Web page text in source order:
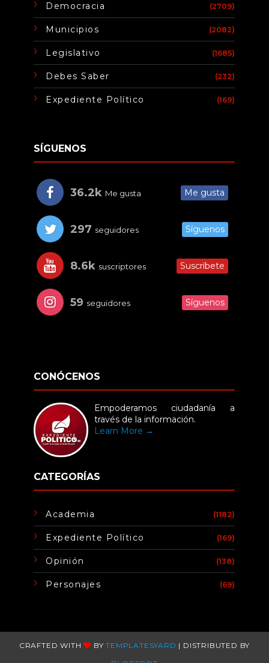
Democracia (2709)
Municipios (2082)
Legislativo (1685)
Debes Saber (232)
Expediente Político (169)
SÍGUENOS
36.2k Me gusta Me gusta
297 seguidores Síguenos
8.6k suscriptores Suscríbete
59 seguidores Síguenos
CONÓCENOS
Empoderamos ciudadanía a
través de la información.
Learn More →
CATEGORÍAS
Academia (1182)
Expediente Político (169)
Opinión (138)
Personajes (69)
CRAFTED WITH BYTEMPLATESYARD | DISTRIBUTED BY